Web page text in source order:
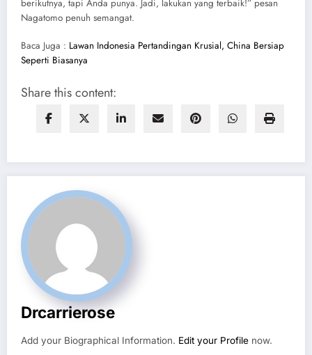
berikutnya, tapi Anda punya. Jadi, lakukan yang terbaik!” pesan
Nagatomo penuh semangat.
Baca Juga : Lawan Indonesia Pertandingan Krusial, China Bersiap
Seperti Biasanya
Share this content:
Drcarrierose
Add your Biographical Information. Edit your Profile now.